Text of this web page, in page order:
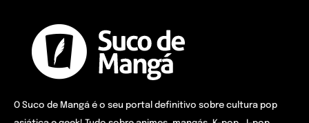
O Suco de Mangá é o seu portal definitivo sobre cultura pop